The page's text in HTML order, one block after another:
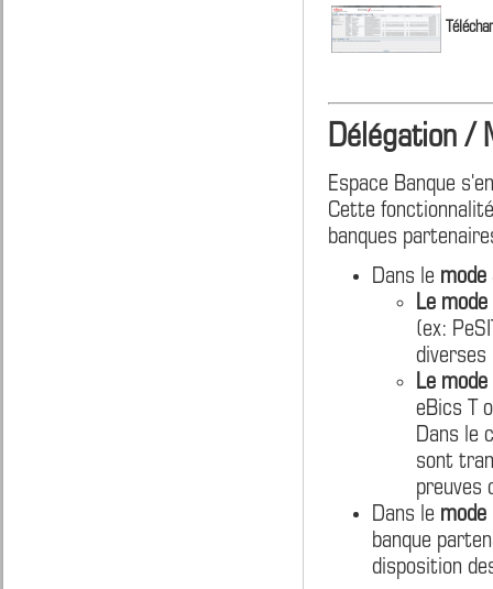
Délégation /
Espace Banque
Cette
banques
Dans le mode
Le
(ex:
diverses
Le
eBics T
Dans le
sont
preuves
Dans le
banque
disposition